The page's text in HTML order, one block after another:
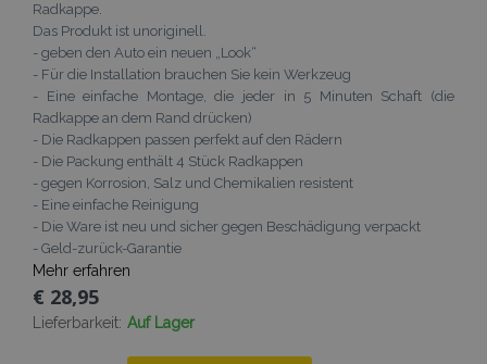
Radkappe.
Das Produkt ist unoriginell.
- geben den Auto ein neuen „Look“
- Für die Installation brauchen Sie kein Werkzeug
- Eine einfache Montage, die jeder in 5 Minuten Schaft (die
Radkappe an dem Rand drücken)
- Die Radkappen passen perfekt auf den Rädern
- Die Packung enthält 4 Stück Radkappen
- gegen Korrosion, Salz und Chemikalien resistent
- Eine einfache Reinigung
- Die Ware ist neu und sicher gegen Beschädigung verpackt
- Geld-zurück-Garantie
Mehr erfahren
€ 28,95
Lieferbarkeit: Auf Lager